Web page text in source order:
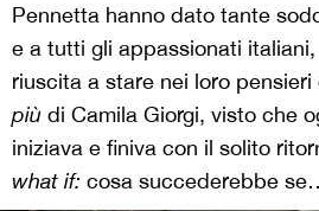
Pennetta hanno dato tante
e a tutti gli appassionati
riuscita a stare nei loro pensieri
più di Camila Giorgi, visto che
iniziava e finiva con il solito
what if: cosa succederebbe